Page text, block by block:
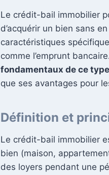
Le crédit-bail immobilier
d’acquérir un bien sans
caractéristiques
comme l’emprunt
fondamentaux de ce
que ses avantages pour
Définition et
Le crédit-bail immobilier
bien (maison,
des loyers pendant une